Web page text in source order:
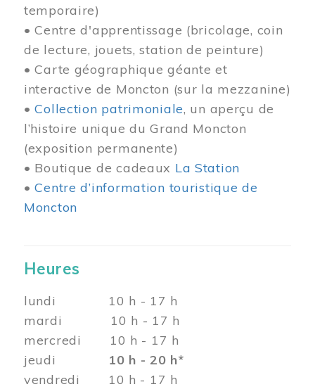
temporaire)
• Centre d'apprentissage (bricolage, coin
de lecture, jouets, station de peinture)
• Carte géographique géante et
interactive de Moncton (sur la mezzanine)
•Collection patrimoniale, un aperçu de
l’histoire unique du Grand Moncton
(exposition permanente)
• Boutique de cadeaux La Station
•Centre d’information touristique de
Moncton
Heures
lundi 10 h - 17 h
mardi 10 h - 17 h
mercredi 10 h - 17 h
jeudi 10 h - 20 h*
vendredi 10 h - 17 h